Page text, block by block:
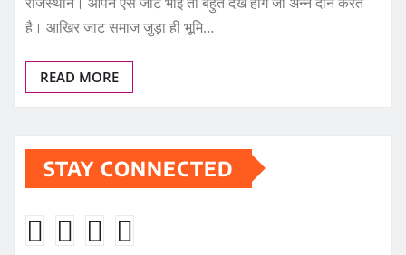
है। आखिर जाट समाज जुड़ा ही भूमि…
READ MORE
STAY CONNECTED